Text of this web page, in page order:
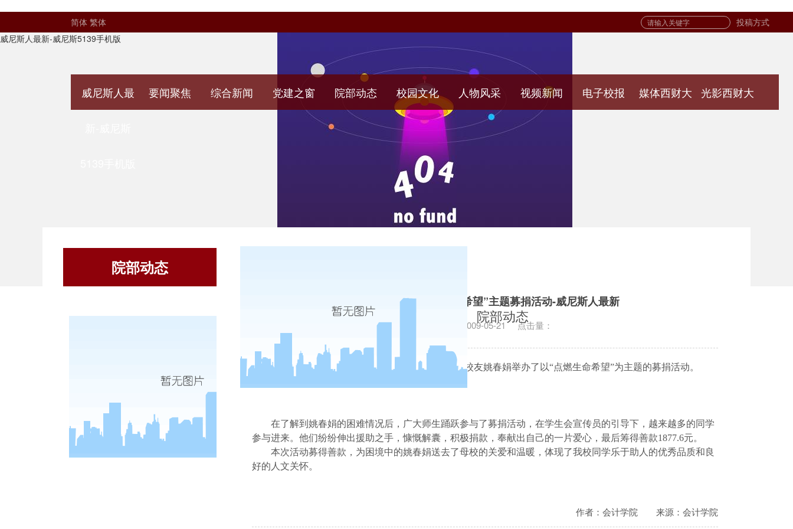
简体 繁体
投稿方式
威尼斯人最新-威尼斯5139手机版
威尼斯人最 要闻聚焦 综合新闻 党建之窗 院部动态 校园文化 人物风采 视频新闻 电子校报 媒体西财大 光影西财大
院部动态
院部动态
会计学院举办“点燃生命希望”主题募捐活动-威尼斯人最新
发布日期：2009-05-21 点击量：
5 19日中午，会计学院为身患重病的我校 级校友姚春娟举办了以“点燃生命希望”为主题的募捐活动。
在了解到姚春娟的困难情况后，广大师生踊跃参与了募捐活动，在学生会宣传员的引导下，越来越多的同学
参与进来。他们纷纷伸出援助之手，慷慨解囊，积极捐款，奉献出自己的一片爱心，最后筹得善款1877.6元。
本次活动募得善款，为困境中的姚春娟送去了母校的关爱和温暖，体现了我校同学乐于助人的优秀品质和良
好的人文关怀。
作者：会计学院 来源：会计学院